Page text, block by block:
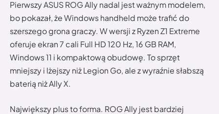
Pierwszy ASUS ROG Ally nadal jest ważnym modelem,
bo pokazał, że Windows handheld może trafić do
szerszego grona graczy. W wersji z Ryzen Z1 Extreme
oferuje ekran 7 cali Full HD 120 Hz, 16 GB RAM,
Windows 11 i kompaktową obudowę. To sprzęt
mniejszy i lżejszy niż Legion Go, ale z wyraźnie słabszą
baterią niż Ally X.
Największy plus to forma. ROG Ally jest bardziej